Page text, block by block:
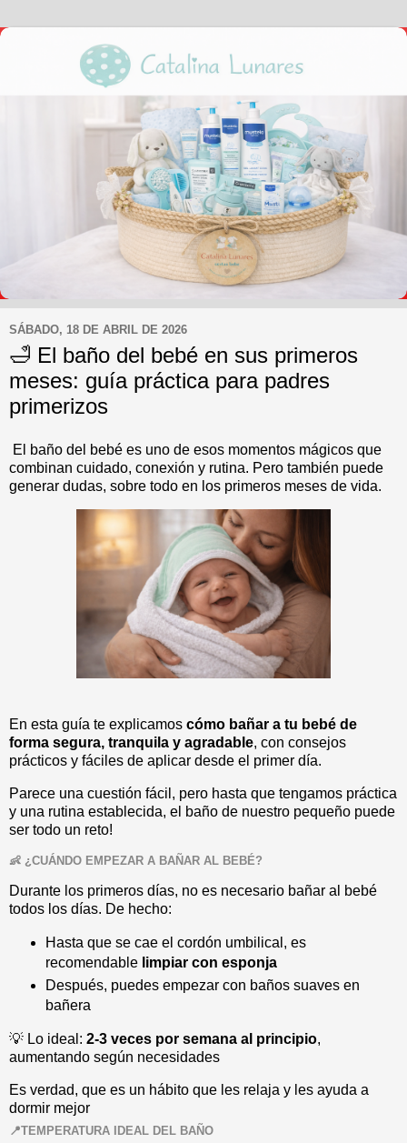
SÁBADO, 18 DE ABRIL DE 2026
🛁 El baño del bebé en sus primeros
meses: guía práctica para padres
primerizos
El baño del bebé es uno de esos momentos mágicos que
combinan cuidado, conexión y rutina. Pero también puede
generar dudas, sobre todo en los primeros meses de vida.
En esta guía te explicamos cómo bañar a tu bebé de
forma segura, tranquila y agradable, con consejos
prácticos y fáciles de aplicar desde el primer día.
Parece una cuestión fácil, pero hasta que tengamos práctica
y una rutina establecida, el baño de nuestro pequeño puede
ser todo un reto!
👶 ¿CUÁNDO EMPEZAR A BAÑAR AL BEBÉ?
Durante los primeros días, no es necesario bañar al bebé
todos los días. De hecho:
Hasta que se cae el cordón umbilical, es
recomendable limpiar con esponja
Después, puedes empezar con baños suaves en
bañera
💡 Lo ideal: 2-3 veces por semana al principio,
aumentando según necesidades
Es verdad, que es un hábito que les relaja y les ayuda a
dormir mejor
📍TEMPERATURA IDEAL DEL BAÑO